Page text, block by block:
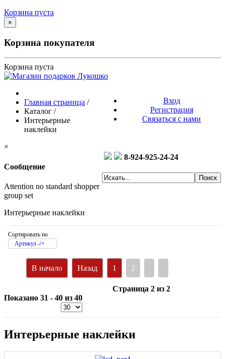
Корзина пуста
×
Корзина покупателя
Корзина пуста
Вход
Регистрация
Связаться с нами
8-924-925-24-24
Главная страница /
Каталог /
Интерьерные
наклейки
×
Сообщение
Attention no standard shopper
group set
Интерьерные наклейки
Сортировать по
Артикул -/+
В начало Назад 1 2
Страница 2 из 2
Показано 31 - 40 из 40
Интерьерные наклейки